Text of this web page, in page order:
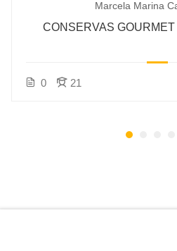
Marcela Marina
CONSERVAS
0 21